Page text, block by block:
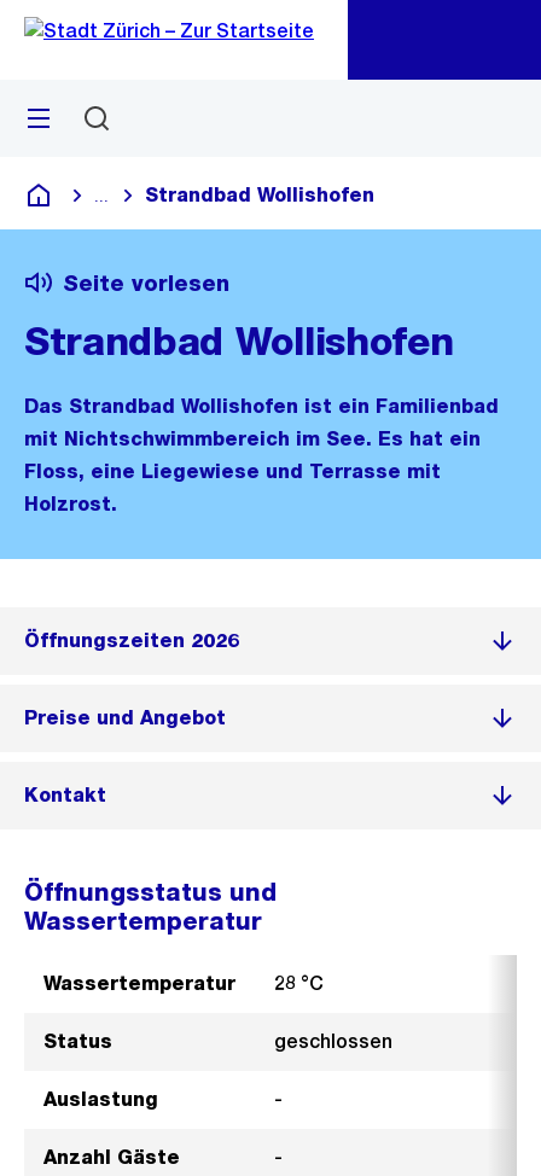
Navigation
Sprunglink
Menü
Deutsch
Blende alle Breadcrumbs ein
Strandbad Wollishofen
Seite vorlesen
Strandbad Wollishofen
Das Strandbad Wollishofen ist ein Familienbad
mit Nichtschwimmbereich im See. Es hat ein
Floss, eine Liegewiese und Terrasse mit
Holzrost.
Öffnungszeiten 2026
Preise und Angebot
Kontakt
Öffnungsstatus und
Wassertemperatur
Wassertemperatur 28 °C
Status geschlossen
Auslastung -
Anzahl Gäste -